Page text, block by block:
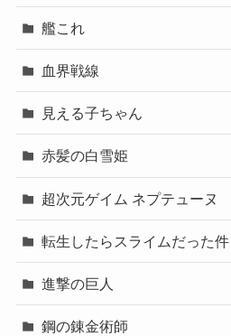
艦これ
血界戦線
見える子ちゃん
赤髪の白雪姫
超次元ゲイム ネプテューヌ
転生したらスライムだった件
進撃の巨人
鋼の錬金術師